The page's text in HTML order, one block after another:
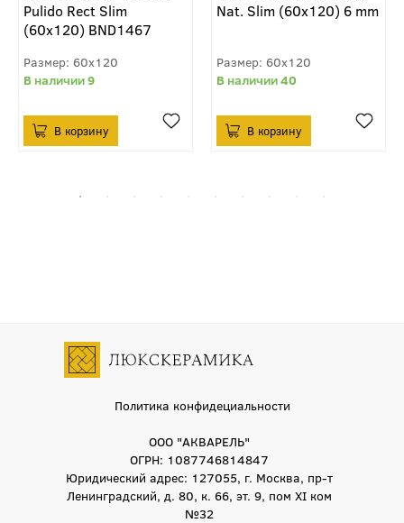
Pulido Rect Slim
(60x120) BND1467
60x120
9
Nat. Slim (60x120) 6 mm
60x120
40
Политика конфидециальности
ООО "АКВАРЕЛЬ"
ОГРН: 1087746814847
Юридический адрес: 127055, г. Москва, пр-т
Ленинградский, д. 80, к. 66, эт. 9, пом XI ком
№32